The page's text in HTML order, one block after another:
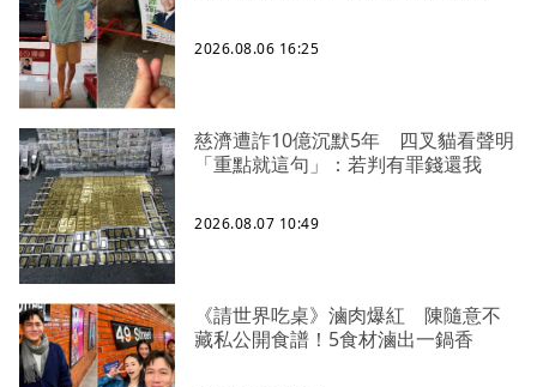
2026.08.06 16:25
慈濟遭詐10億沉默5年 四叉貓看聲明
「重點就這句」：若判有罪錢還我
2026.08.07 10:49
《請世界吃桌》滷肉爆紅 陳隨意不
藏私公開食譜！5食材滷出一鍋香